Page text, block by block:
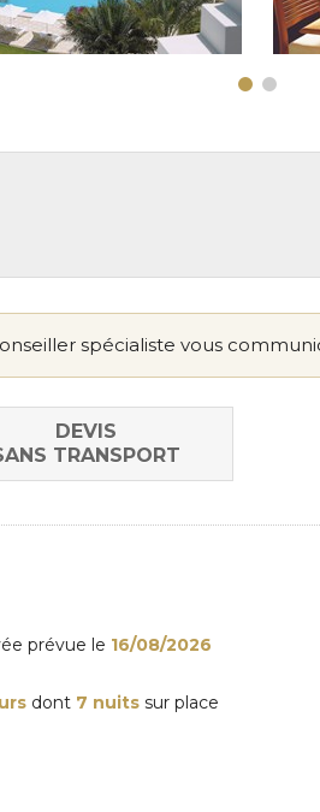
spécialiste vous
DEVIS
TRANSPORT
prévue le 16/08/2026
dont 7 nuits sur place